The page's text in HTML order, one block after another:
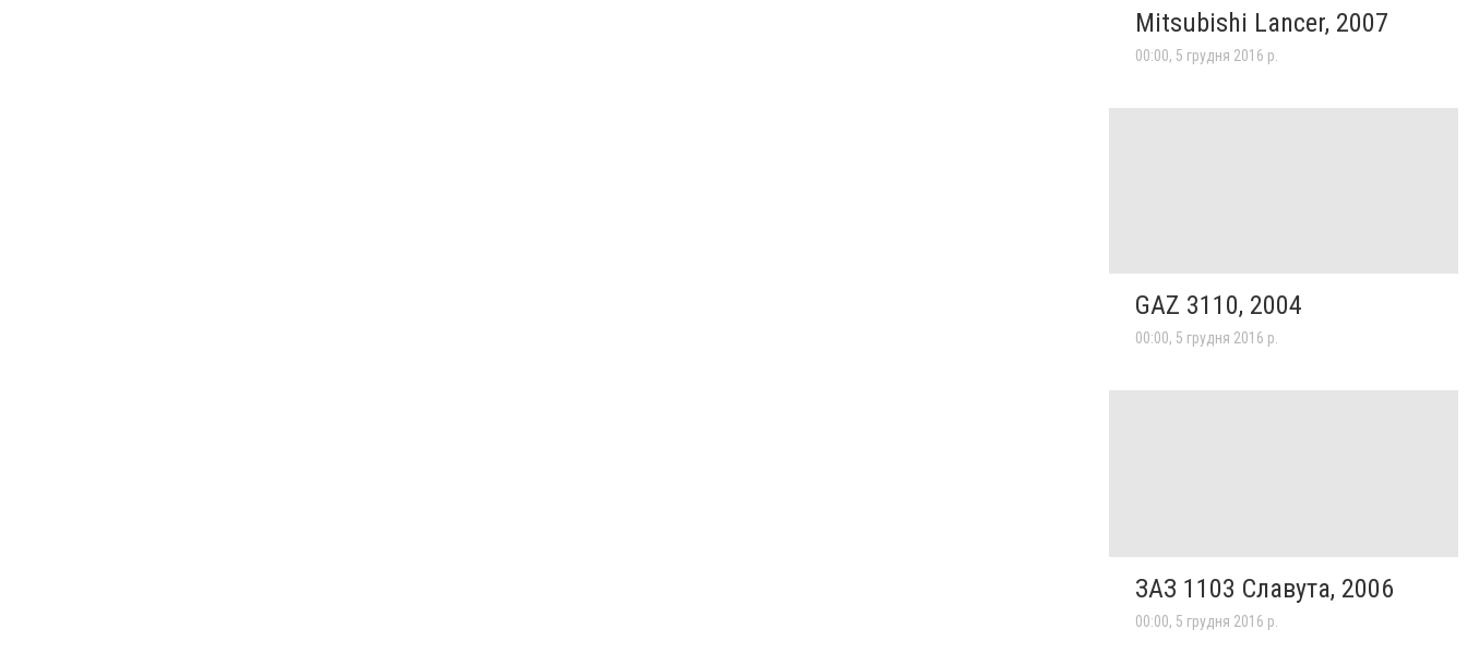
Mitsubishi Lancer, 2007
00:00, 5 грудня 2016 р.
GAZ 3110, 2004
00:00, 5 грудня 2016 р.
ЗАЗ 1103 Славута, 2006
00:00, 5 грудня 2016 р.